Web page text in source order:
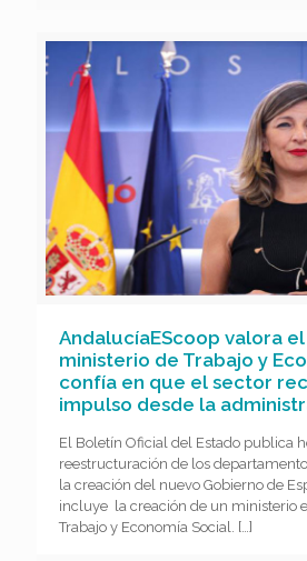
AndalucíaEScoop valora
ministerio de Trabajo y
confía en que el sector
impulso desde la
El Boletín Oficial del Estado publica
reestructuración de los
la creación del nuevo Gobierno de
incluye la creación de un ministerio
Trabajo y Economía Social. […]